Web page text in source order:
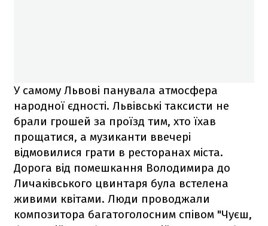
У самому Львові панувала атмосфера
народної єдності. Львівські таксисти не
брали грошей за проїзд тим, хто їхав
прощатися, а музиканти ввечері
відмовилися грати в ресторанах міста.
Дорога від помешкання Володимира до
Личаківського цвинтаря була встелена
живими квітами. Люди проводжали
композитора багатоголосним співом "Чуєш,